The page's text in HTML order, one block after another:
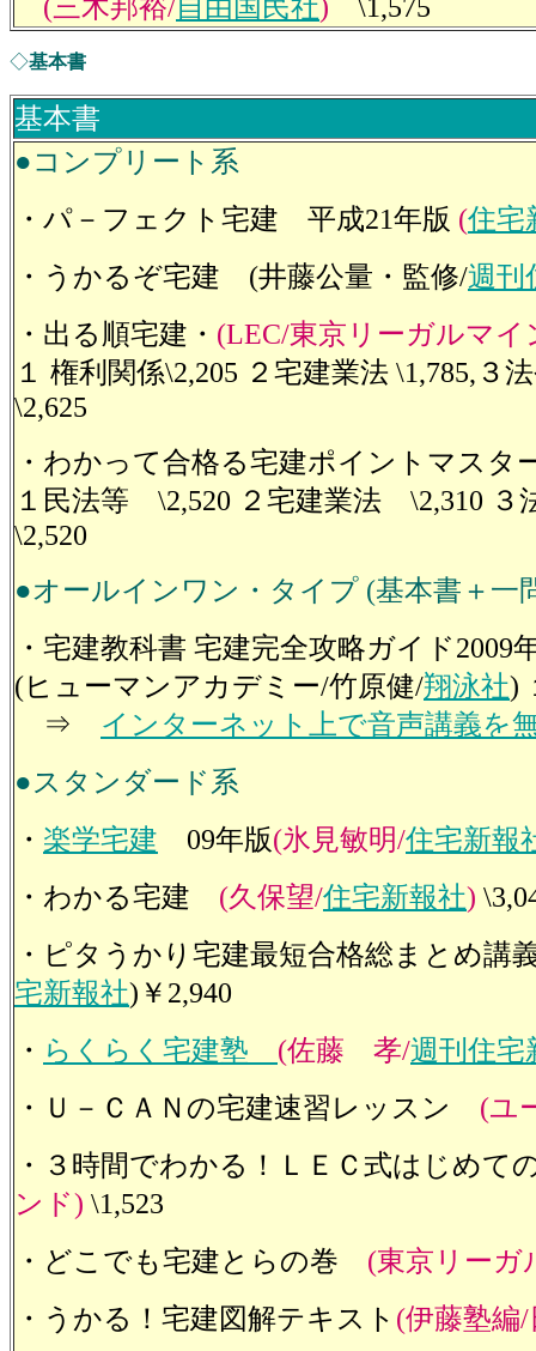
(三木邦裕/ 自由国民社) \1,575
◇基本書
基本書
●コンプリート系
・パ－フェクト宅建 平成21年版 (住宅
・うかるぞ宅建 (井藤公量・監修/週刊
・出る順宅建・ (LEC/東京リーガルマイ
１ 権利関係\2,205 ２宅建業法 \1,785,
\2,625
・わかって合格る宅建ポイントマスタ
１民法等 \2,520 ２宅建業法 \2,310 ３
\2,520
●オールインワン・タイプ (基本書＋一
・宅建教科書 宅建完全攻略ガイド
(ヒューマンアカデミー/竹原健/翔泳社)
⇒ インターネット上で音声講義を
●スタンダード系
・ 楽学宅建 09年版(氷見敏明/住宅新報
・わかる宅建 (久保望/住宅新報社)
・ピタうかり宅建最短合格総まとめ講
宅新報社)￥2,940
・ らくらく宅建塾 (佐藤 孝/週刊住宅
・Ｕ－ＣＡＮの宅建速習レッスン (ユ
・３時間でわかる！ＬＥＣ式はじめて
ンド) \1,523
・どこでも宅建とらの巻 (東京リー
・うかる！宅建図解テキスト (伊藤塾編